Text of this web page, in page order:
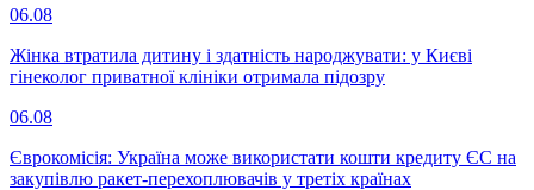
06.08
Жінка втратила дитину і здатність народжувати: у Києві
гінеколог приватної клініки отримала підозру
06.08
Єврокомісія: Україна може використати кошти кредиту ЄС на
закупівлю ракет-перехоплювачів у третіх країнах